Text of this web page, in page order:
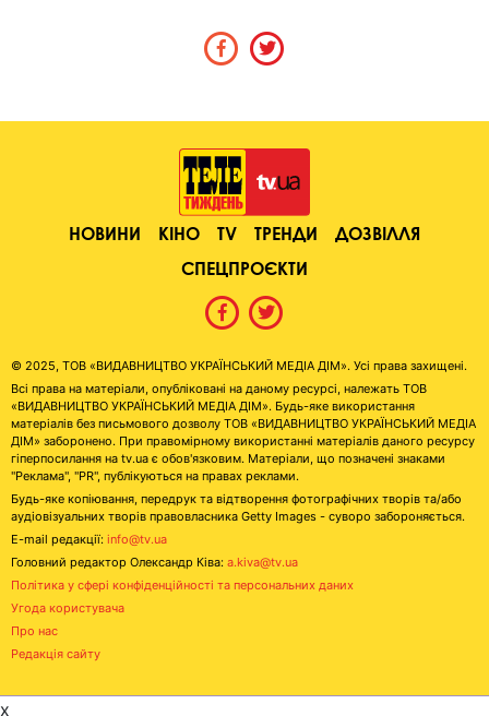
НОВИНИ КІНО TV ТРЕНДИ
ДОЗВІЛЛЯ
СПЕЦПРОЄКТИ
© 2025, ТОВ «ВИДАВНИЦТВО УКРАЇНСЬКИЙ МЕДІА ДІМ». Усі права захищені.
Всі права на матеріали, опубліковані на даному ресурсі, належать ТОВ
«ВИДАВНИЦТВО УКРАЇНСЬКИЙ МЕДІА ДІМ». Будь-яке використання
матеріалів без письмового дозволу ТОВ «ВИДАВНИЦТВО УКРАЇНСЬКИЙ МЕДІА
ДІМ» заборонено. При правомірному використанні матеріалів даного ресурсу
гіперпосилання на tv.ua є обов'язковим. Матеріали, що позначені знаками
"Реклама", "PR", публікуються на правах реклами.
Будь-яке копіювання, передрук та відтворення фотографічних творів та/або
аудіовізуальних творів правовласника Getty Images - суворо забороняється.
E-mail редакції: info@tv.ua
Головний редактор Олександр Ківа: a.kiva@tv.ua
Політика у сфері конфіденційності та персональних даних
Угода користувача
Про нас
Редакція сайту
x